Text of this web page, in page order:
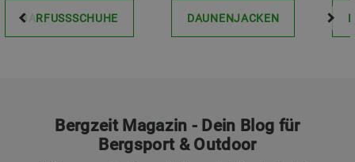
BARFUSSSCHUHE DAUNENJACKEN
Bergzeit Magazin - Dein Blog für
Bergsport & Outdoor